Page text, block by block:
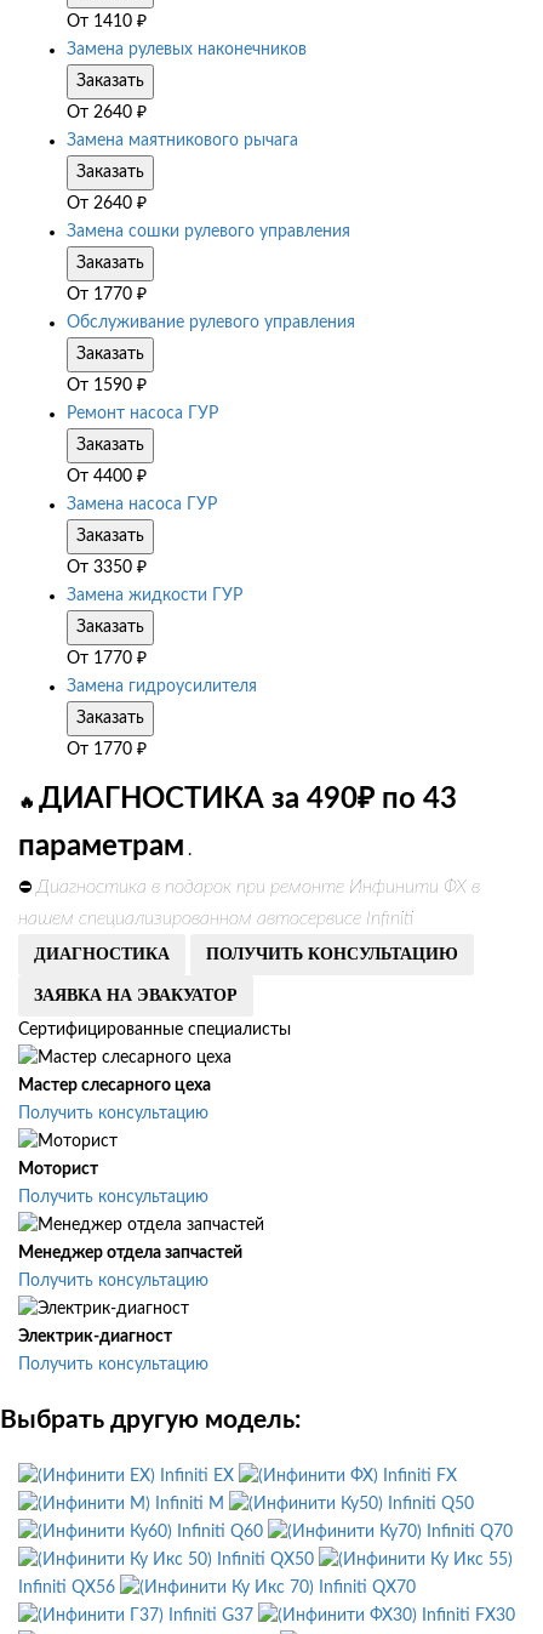
От 1410 ₽
Замена рулевых наконечников
Заказать
От 2640 ₽
Замена маятникового рычага
Заказать
От 2640 ₽
Замена сошки рулевого управления
Заказать
От 1770 ₽
Обслуживание рулевого управления
Заказать
От 1590 ₽
Ремонт насоса ГУР
Заказать
От 4400 ₽
Замена насоса ГУР
Заказать
От 3350 ₽
Замена жидкости ГУР
Заказать
От 1770 ₽
Замена гидроусилителя
Заказать
От 1770 ₽
🔥 ДИАГНОСТИКА за 490₽ по 43
параметрам .
⛔ Диагностика в подарок при ремонте Инфинити ФХ в
нашем специализированном автосервисе Infiniti
ДИАГНОСТИКА ПОЛУЧИТЬ КОНСУЛЬТАЦИЮ
ЗАЯВКА НА ЭВАКУАТОР
Сертифицированные специалисты
Мастер слесарного цеха
Получить консультацию
Моторист
Получить консультацию
Менеджер отдела запчастей
Получить консультацию
Электрик-диагност
Получить консультацию
Выбрать другую модель:
Infiniti EX
Infiniti FX
Infiniti M
Infiniti Q50
Infiniti Q60
Infiniti Q70
Infiniti QX50
Infiniti QX56
Infiniti QX70
Infiniti G37
Infiniti FX30